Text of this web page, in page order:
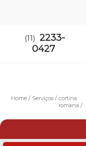
(11) 2233-
0427
Home Serviços
cortina
romana